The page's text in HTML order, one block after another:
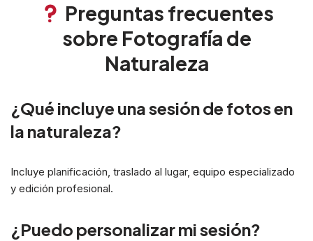
Preguntas frecuentes
sobre Fotografía de
Naturaleza
¿Qué incluye una sesión de fotos en
la naturaleza?
Incluye planificación, traslado al lugar, equipo especializado
y edición profesional.
¿Puedo personalizar mi sesión?